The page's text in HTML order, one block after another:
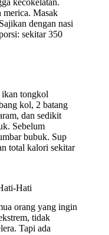
merica. Masak
dengan nasi
sekitar 350
tongkol
kol, 2 batang
dan sedikit
Sebelum
bubuk. Sup
total kalori sekitar
Hati
orang yang ingin
tidak
Tapi ada